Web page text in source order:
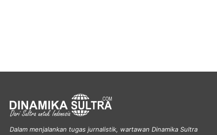
Dalam menjalankan tugas jurnalistik, wartawan Dinamika Sultra